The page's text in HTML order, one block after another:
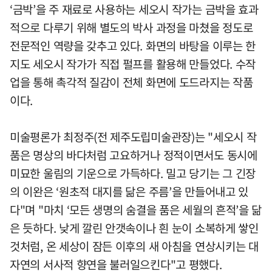
‘금박’을 주 재료로 사용하는 세오시 작가는 금박을 효과
적으로 다루기 위해 별도의 박사 과정을 마쳤을 정도로
전문적인 역량을 갖추고 있다. 화면의 바탕을 이루는 한
지도 세오시 작가가 직접 펄프를 활용해 만들었다. 수작
업을 통해 촉각적 질감이 전체 화면에 도드라지는 작품
이다.
미술평론가 최정주(전 제주도립미술관장)는 "세오시 작
품은 명상의 바다처럼 고요하거나 정적이면서도 동시에
미묘한 울림의 기운으로 가득하다. 밀고 당기는 그 긴장
의 이완은 ‘원초적 대지를 닮은 주름’을 만들어내고 있
다"며 "마치 ‘모든 생명의 숨결을 품은 세월의 흔적’을 닮
은 듯하다. 낮게 깔린 안갯속이나 흰 눈이 소복하게 쌓인
것처럼, 온 세상이 잠든 이후의 새 아침을 연상시키는 대
자연의 서사적 향연을 불러일으킨다"고 평했다.